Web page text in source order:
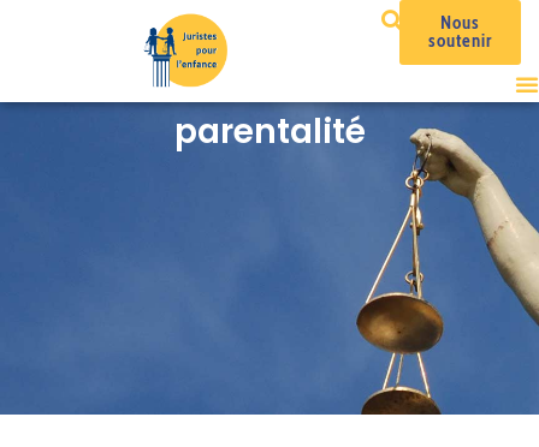
Nous
soutenir
parentalité